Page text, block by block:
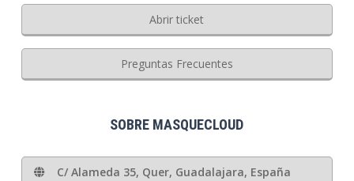
Abrir ticket
Preguntas Frecuentes
SOBRE MASQUECLOUD
C/ Alameda 35, Quer, Guadalajara, España